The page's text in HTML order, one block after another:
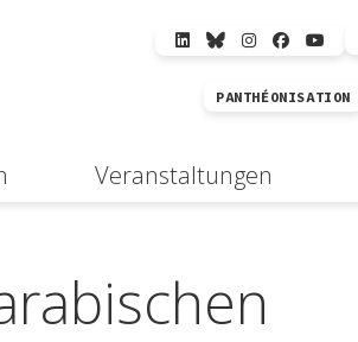
PANTHÉONISATION
Veranstaltungen